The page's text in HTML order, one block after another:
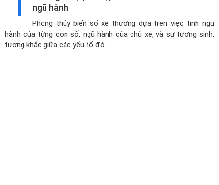
ngũ hành
Phong thủy biển số xe thường dựa trên việc tính ngũ
hành của từng con số, ngũ hành của chủ xe, và sự tương sinh,
tương khắc giữa các yếu tố đó.